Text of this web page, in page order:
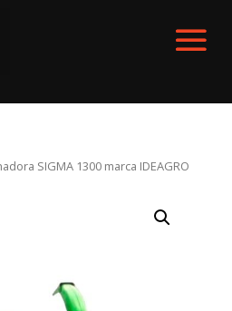
SIGMA 1300 marca IDEAGRO